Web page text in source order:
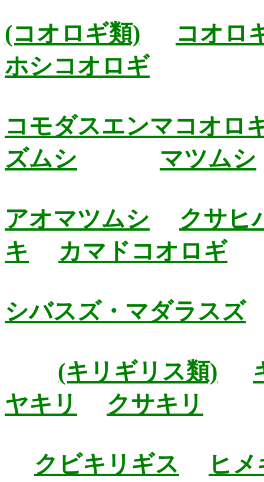
(コオロギ類)
コオロ
ホシコオロギ
コモダスエンマコオロ
ズムシ
マツムシ
アオマツムシ
クサヒ
キ
カマドコオロギ
シバスズ・マダラスズ
(キリギリス類)
ヤキリ
クサキリ
クビキリギス
ヒ